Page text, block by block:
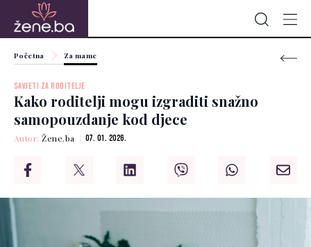
Početna Za mame
SAVJETI ZA RODITELJE
Kako roditelji mogu izgraditi snažno
samopouzdanje kod djece
Autor:Žene.ba 07. 01. 2026.